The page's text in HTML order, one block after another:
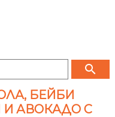
search
БЕЙБИ
И АВОКАДО С